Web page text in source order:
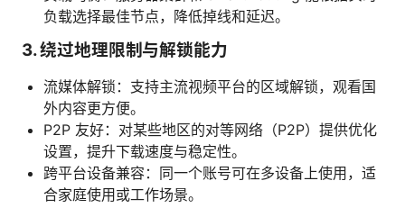
负载选择最佳节点，降低掉线和延迟。
3. 绕过地理限制与解锁能力
流媒体解锁：支持主流视频平台的区域解锁，观看国
外内容更方便。
P2P 友好：对某些地区的对等网络（P2P）提供优化
设置，提升下载速度与稳定性。
跨平台设备兼容：同一个账号可在多设备上使用，适
合家庭使用或工作场景。